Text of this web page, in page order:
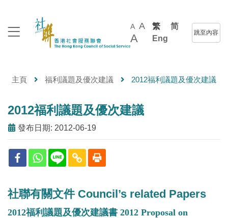
A A
A
繁
简
Eng
跳至內容
主頁 福利議題及優次建議 2012福利議題及優次建議
2012福利議題及優次建議
發布日期: 2012-06-19
社聯有關文件 Council’s related Papers
2012福利議題及優次建議書 2012 Proposal on